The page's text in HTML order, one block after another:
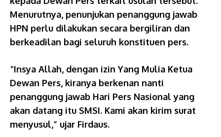
Menurutnya, penunjukan penanggung jawab
HPN perlu dilakukan secara bergiliran dan
berkeadilan bagi seluruh konstituen pers.
“Insya Allah, dengan izin Yang Mulia Ketua
Dewan Pers, kiranya berkenan nanti
penanggung jawab Hari Pers Nasional yang
akan datang itu SMSI. Kami akan kirim surat
menyusul,” ujar Firdaus.